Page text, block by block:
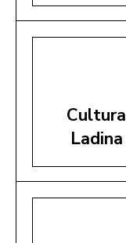
Cultura
Ladina